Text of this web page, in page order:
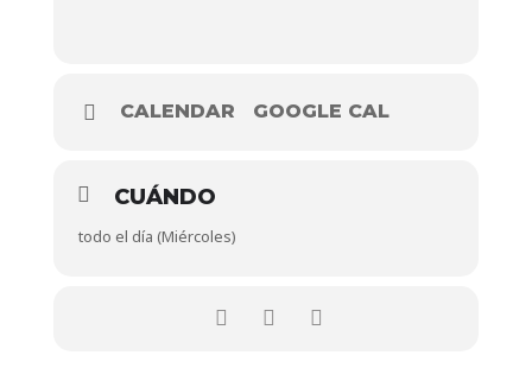
CALENDAR GOOGLE CAL
CUÁNDO
todo el día (Miércoles)